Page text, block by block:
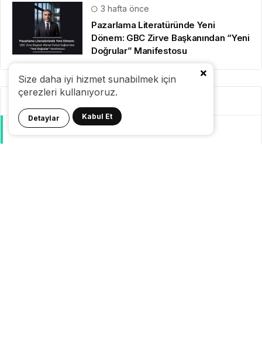
Size daha iyi hizmet sunabilmek için
çerezleri kullanıyoruz.
Detaylar Kabul Et
3 hafta önce
Pazarlama Literatüründe Yeni
Dönem: GBC Zirve Başkanından “Yeni
Doğrular” Manifestosu
Kategoriler
GeziBlog